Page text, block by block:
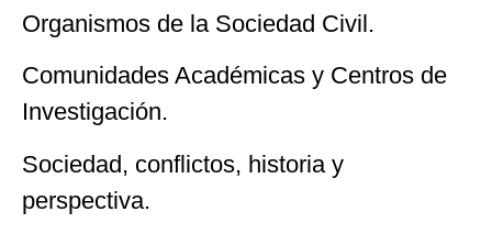
Organismos de la Sociedad Civil.
Comunidades Académicas y Centros de
Investigación.
Sociedad, conflictos, historia y
perspectiva.